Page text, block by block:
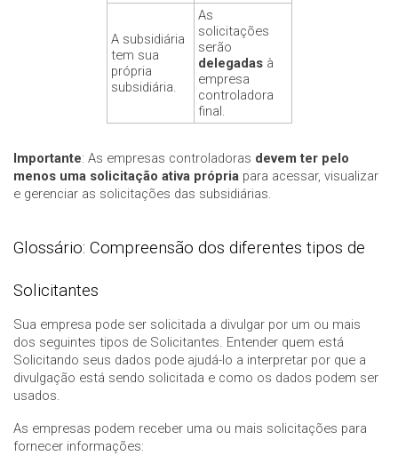
A subsidiária
tem sua
própria
subsidiária.
As
solicitações
serão
delegadas à
empresa
controladora
final.
Importante: As empresas controladoras devem ter pelo
menos uma solicitação ativa própria para acessar, visualizar
e gerenciar as solicitações das subsidiárias.
Glossário: Compreensão dos diferentes tipos de
Solicitantes
Sua empresa pode ser solicitada a divulgar por um ou mais
dos seguintes tipos de Solicitantes. Entender quem está
Solicitando seus dados pode ajudá-lo a interpretar por que a
divulgação está sendo solicitada e como os dados podem ser
usados.
As empresas podem receber uma ou mais solicitações para
fornecer informações: